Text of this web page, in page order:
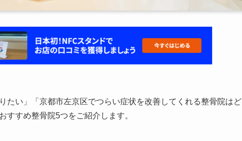
たい」「京都市左京区でつらい症状を改善してくれる整骨院はど
すすめ整骨院5つをご紹介します。